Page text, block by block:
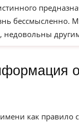
бессмысленно.
недовольны
как правило